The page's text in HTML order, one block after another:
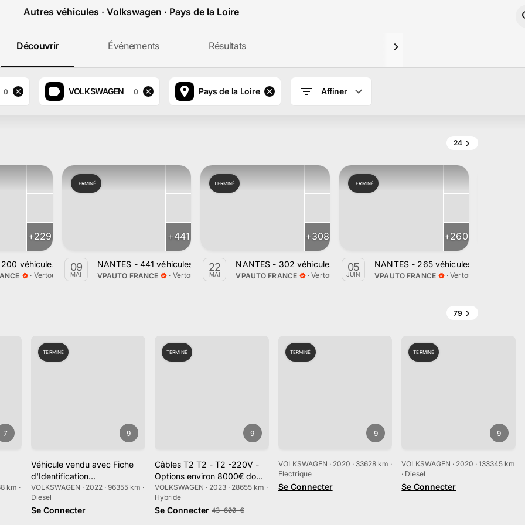
Autres véhicules · Volkswagen · Pays de la Loire
Découvrir Événements Résultats
0 VOLKSWAGEN 0 Pays de la Loire Affiner
24
+229
véhicules en vente le lundi 13 mai
· Vertou, Pays de la Loire
TERMINÉ
+441
09
MAI
NANTES - 441 véhicules en ventes par VPauto le 9 Mai 2023
VPAUTO FRANCE · Vertou, Pays de la Loire
TERMINÉ
+308
22
MAI
NANTES - 302 véhicules en ventes par VPauto le 22 Mai 2023
VPAUTO FRANCE ·Vertou, Pays de la Loire
TERMINÉ
+260
05
JUIN
NANTES - 265 véhicules en ventes
VPAUTO FRANCE ·Vertou, Pays de la
79
7
km ·
9
TERMINÉ
Véhicule vendu avec Fiche
d'Identification…
VOLKSWAGEN · 2022 · 96355 km ·
Diesel
Se Connecter
9
TERMINÉ
Câbles T2 T2 - T2 -220V -
Options environ 8000€ do…
VOLKSWAGEN · 2023 · 28655 km ·
Hybride
Se Connecter 43 600 €
9
TERMINÉ
VOLKSWAGEN · 2020 · 33628 km ·
Electrique
Se Connecter
9
TERMINÉ
VOLKSWAGEN · 2020 · 133345 km
· Diesel
Se Connecter